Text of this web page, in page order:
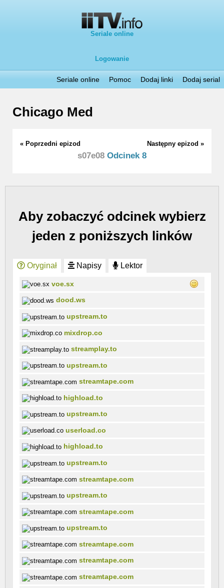
Seriale online
Logowanie
Seriale online Pomoc Dodaj linki Dodaj serial
Chicago Med
« Poprzedni epizod Następny epizod »
s07e08 Odcinek 8
Aby zobaczyć odcinek wybierz
jeden z poniższych linków
Oryginał Napisy Lektor
voe.sx
dood.ws
upstream.to
mixdrop.co
streamplay.to
upstream.to
streamtape.com
highload.to
upstream.to
userload.co
highload.to
upstream.to
streamtape.com
upstream.to
streamtape.com
upstream.to
streamtape.com
streamtape.com
streamtape.com